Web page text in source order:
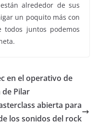
alrededor de sus
un poquito más con
juntos podemos
en el operativo de
Pilar
abierta para
los sonidos del rock